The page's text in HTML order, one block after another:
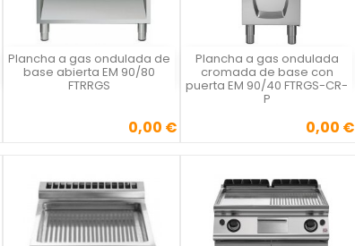
Plancha a gas ondulada de
base abierta EM 90/80
FTRRGS
Precio0,00 €

Vista rápida Plancha a gas ondulada
cromada de base con
puerta EM 90/40 FTRGS-CR-
P
Precio0,00 €

Vista rápida